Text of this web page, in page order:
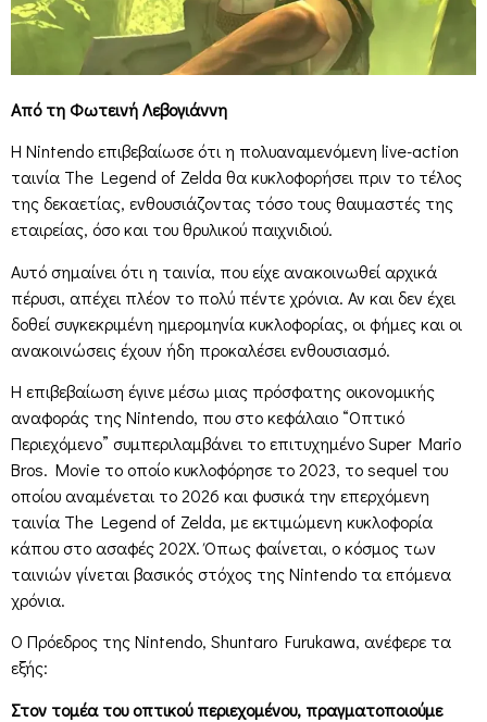
Από τη Φωτεινή Λεβογιάννη
Η Nintendo επιβεβαίωσε ότι η πολυαναμενόμενη live-action
ταινία The Legend of Zelda θα κυκλοφορήσει πριν το τέλος
της δεκαετίας, ενθουσιάζοντας τόσο τους θαυμαστές της
εταιρείας, όσο και του θρυλικού παιχνιδιού.
Αυτό σημαίνει ότι η ταινία, που είχε ανακοινωθεί αρχικά
πέρυσι, απέχει πλέον το πολύ πέντε χρόνια. Αν και δεν έχει
δοθεί συγκεκριμένη ημερομηνία κυκλοφορίας, οι φήμες και οι
ανακοινώσεις έχουν ήδη προκαλέσει ενθουσιασμό.
Η επιβεβαίωση έγινε μέσω μιας πρόσφατης οικονομικής
αναφοράς της Nintendo, που στο κεφάλαιο “Οπτικό
Περιεχόμενο” συμπεριλαμβάνει το επιτυχημένο Super Mario
Bros. Movie το οποίο κυκλοφόρησε το 2023, το sequel του
οποίου αναμένεται το 2026 και φυσικά την επερχόμενη
ταινία The Legend of Zelda, με εκτιμώμενη κυκλοφορία
κάπου στο ασαφές 202X. Όπως φαίνεται, ο κόσμος των
ταινιών γίνεται βασικός στόχος της Nintendo τα επόμενα
χρόνια.
Ο Πρόεδρος της Nintendo, Shuntaro Furukawa, ανέφερε τα
εξής:
Στον τομέα του οπτικού περιεχομένου, πραγματοποιούμε